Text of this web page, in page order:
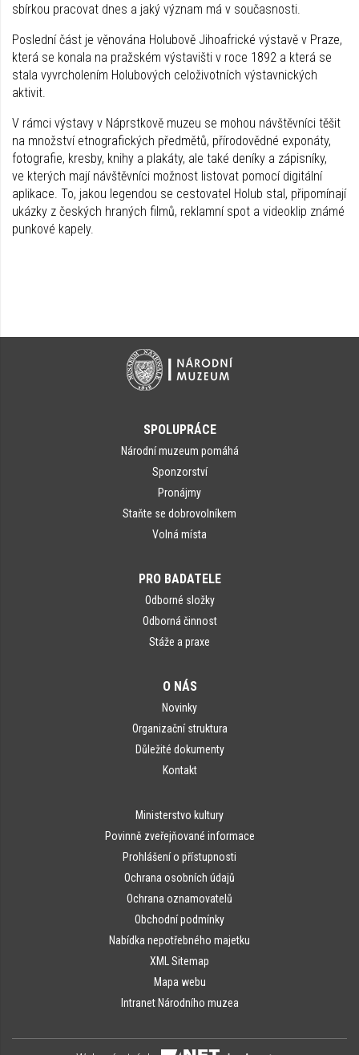
sbírkou pracovat dnes a jaký význam má v současnosti.
Poslední část je věnována Holubově Jihoafrické výstavě v Praze,
která se konala na pražském výstavišti v roce 1892 a která se
stala vyvrcholením Holubových celoživotních výstavnických
aktivit.
V rámci výstavy v Náprstkově muzeu se mohou návštěvníci těšit
na množství etnografických předmětů, přírodovědné exponáty,
fotografie, kresby, knihy a plakáty, ale také deníky a zápisníky,
ve kterých mají návštěvníci možnost listovat pomocí digitální
aplikace. To, jakou legendou se cestovatel Holub stal, připomínají
ukázky z českých hraných filmů, reklamní spot a videoklip známé
punkové kapely.
SPOLUPRÁCE
Národní muzeum pomáhá
Sponzorství
Pronájmy
Staňte se dobrovolníkem
Volná místa
PRO BADATELE
Odborné složky
Odborná činnost
Stáže a praxe
O NÁS
Novinky
Organizační struktura
Důležité dokumenty
Kontakt
Ministerstvo kultury
Povinně zveřejňované informace
Prohlášení o přístupnosti
Ochrana osobních údajů
Ochrana oznamovatelů
Obchodní podmínky
Nabídka nepotřebného majetku
XML Sitemap
Mapa webu
Intranet Národního muzea